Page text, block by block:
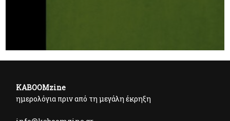
KABOOMzine
ημερολόγια πριν από τη μεγάλη έκρηξη